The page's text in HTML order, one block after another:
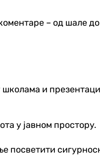
– од шале
и
у јавном простору.
посветити